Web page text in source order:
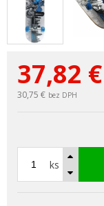
37,82 €
30,75 € bez DPH
ks